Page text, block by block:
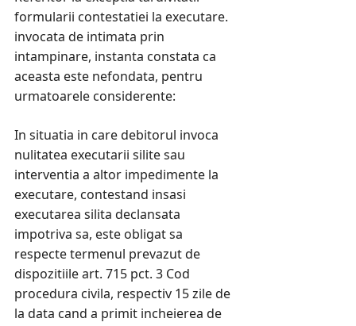
formularii contestatiei la executare.
invocata de intimata prin
intampinare, instanta constata ca
aceasta este nefondata, pentru
urmatoarele considerente:
In situatia in care debitorul invoca
nulitatea executarii silite sau
interventia a altor impedimente la
executare, contestand insasi
executarea silita declansata
impotriva sa, este obligat sa
respecte termenul prevazut de
dispozitiile art. 715 pct. 3 Cod
procedura civila, respectiv 15 zile de
la data cand a primit incheierea de